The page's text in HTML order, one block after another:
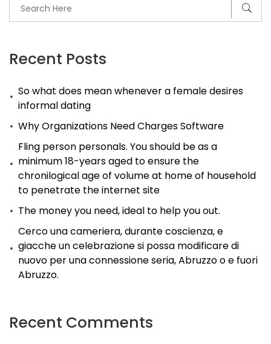
Recent Posts
So what does mean whenever a female desires
informal dating
Why Organizations Need Charges Software
Fling person personals. You should be as a
minimum 18-years aged to ensure the
chronilogical age of volume at home of household
to penetrate the internet site
The money you need, ideal to help you out.
Cerco una cameriera, durante coscienza, e
giacche un celebrazione si possa modificare di
nuovo per una connessione seria, Abruzzo o e fuori
Abruzzo.
Recent Comments